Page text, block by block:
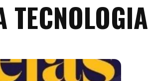
TECNOLOGIA